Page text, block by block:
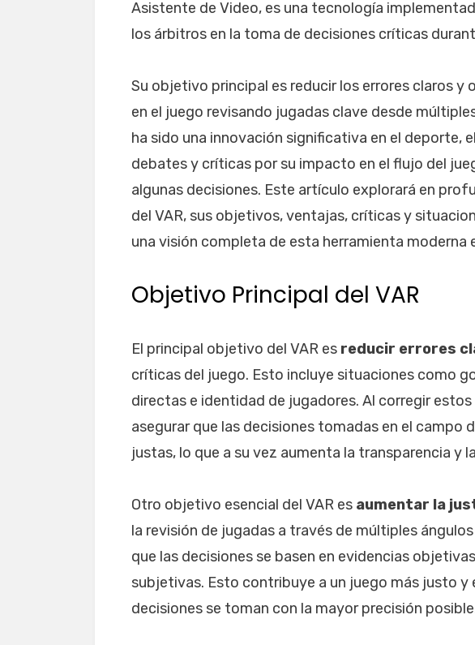
Asistente de Video, es una tecnología
los árbitros en la toma de decisiones críticas
Su objetivo principal es reducir los errores claros y
en el juego revisando jugadas clave desde
ha sido una innovación significativa en el deporte,
debates y críticas por su impacto en el flujo del
algunas decisiones. Este artículo explorará en
del VAR, sus objetivos, ventajas, críticas y
una visión completa de esta herramienta moderna
Objetivo Principal del VAR
El principal objetivo del VAR es reducir errores
críticas del juego. Esto incluye situaciones como
directas e identidad de jugadores. Al corregir estos
asegurar que las decisiones tomadas en el campo
justas, lo que a su vez aumenta la transparencia y
Otro objetivo esencial del VAR es aumentar la
la revisión de jugadas a través de múltiples
que las decisiones se basen en evidencias
subjetivas. Esto contribuye a un juego más justo
decisiones se toman con la mayor precisión